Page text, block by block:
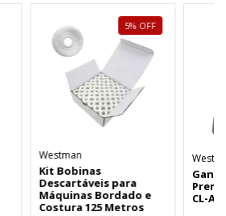
5% OFF
Westman
Kit Bobinas
Descartáveis para
Máquinas Bordado e
Costura 125 Metros
CL-AA